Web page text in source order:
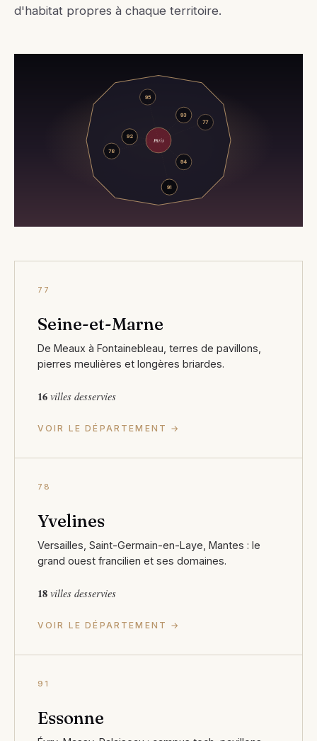
d'habitat propres à chaque territoire.
Paris
77
78
91
92
93
94
95
77
Seine-et-Marne
De Meaux à Fontainebleau, terres de pavillons,
pierres meulières et longères briardes.
16 villes desservies
VOIR LE DÉPARTEMENT →
78
Yvelines
Versailles, Saint-Germain-en-Laye, Mantes : le
grand ouest francilien et ses domaines.
18 villes desservies
VOIR LE DÉPARTEMENT →
91
Essonne